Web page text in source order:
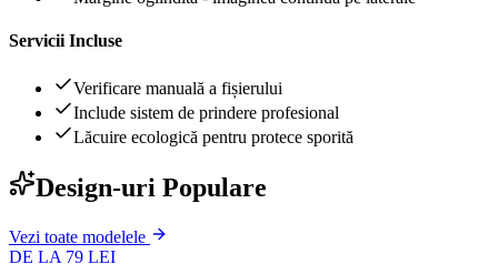
Servicii Incluse
Verificare manuală a fișierului
Include sistem de prindere profesional
Lăcuire ecologică pentru protece sporită
Design-uri Populare
Vezi toate modelele
DE LA 79 LEI